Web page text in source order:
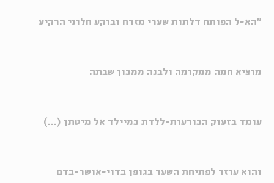
"הא-ל הפותח דלתות שערי מזרח ובוקע חלוני הרקיע
מוציא חמה ממקומה ולבנה ממכון שבתה
עומד בזעוק הכורעות-ללדת כמיילד אל מיטתן (...)
והוא עוזר לפתיחת השער בגופן בדוי-אושר-בדם